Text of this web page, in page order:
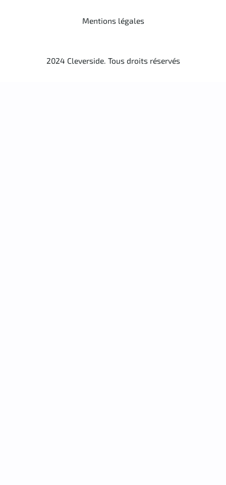
Mentions légales
2024 Cleverside. Tous droits réservés